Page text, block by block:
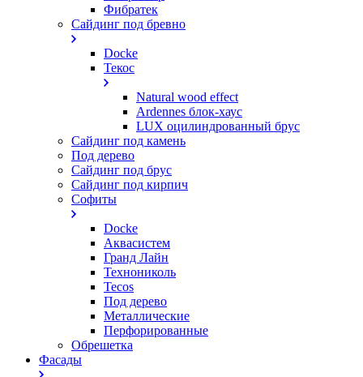
Фибратек
Сайдинг под бревно
Docke
Текос
Natural wood effect
Ardennes блок-хаус
LUX оцилиндрованный брус
Сайдинг под камень
Под дерево
Сайдинг под брус
Сайдинг под кирпич
Софиты
Docke
Аквасистем
Гранд Лайн
Технониколь
Tecos
Под дерево
Металлические
Перфорированные
Обрешетка
Фасады